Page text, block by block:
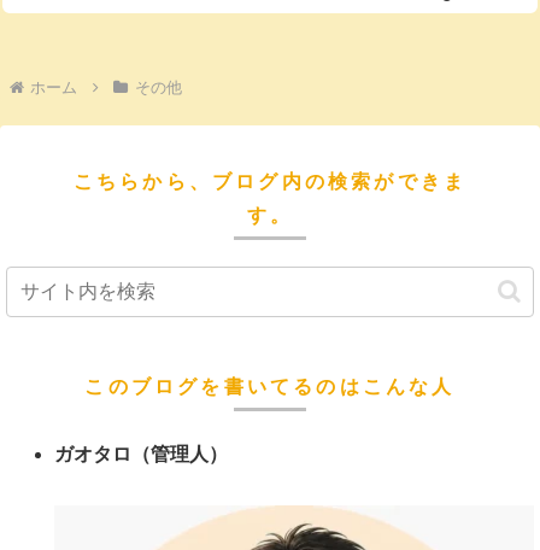
ホーム その他
こちらから、ブログ内の検索ができま
す。
このブログを書いてるのはこんな人
ガオタロ（管理人）